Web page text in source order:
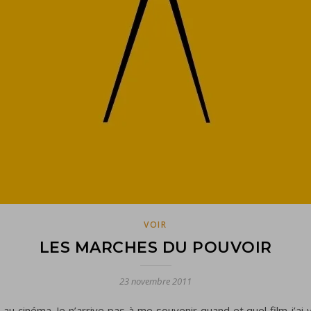
VOIR
LES MARCHES DU POUVOIR
23 novembre 2011